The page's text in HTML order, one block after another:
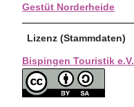
Gestüt Norderheide
Lizenz (Stammdaten)
Bispingen Touristik e.V.